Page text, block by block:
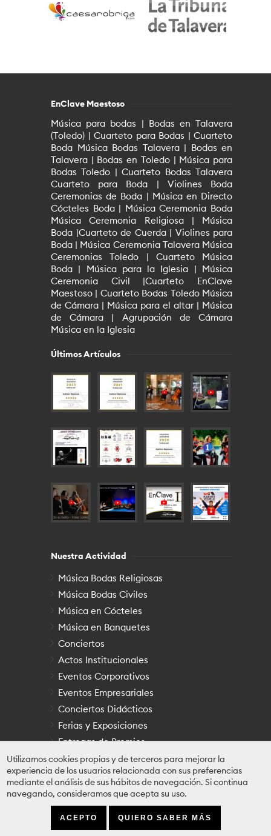
EnClave Maestoso
Música para bodas | Bodas en Talavera
(Toledo) | Cuarteto para Bodas | Cuarteto
Boda Música Bodas Talavera | Bodas en
Talavera | Bodas en Toledo | Música para
Bodas Toledo | Cuarteto Bodas Talavera
Cuarteto para Boda | Violines Boda
Ceremonias de Boda | Música en Directo
Cócteles Boda | Música Ceremonia Boda
Música Ceremonia Religiosa | Música
Boda |Cuarteto de Cuerda | Violines para
Boda | Música Ceremonia Talavera Música
Ceremonias Toledo | Cuarteto Música
Boda | Música para la Iglesia | Música
Ceremonia Civil |Cuarteto EnClave
Maestoso | Cuarteto Bodas Toledo Música
de Cámara | Música para el altar | Música
de Cámara | Agrupación de Cámara
Música en la Iglesia
Últimos Artículos
Nuestra Actividad
Música Bodas Religiosas
Música Bodas Civiles
Música en Cócteles
Música en Banquetes
Conciertos
Actos Institucionales
Eventos Corporativos
Eventos Empresariales
Conciertos Didácticos
Ferias y Exposiciones
Entregas de Premios
Otras Festividades
EnClave Maestoso© 2026. Todos los derechos
|
Utilizamos cookies propias y de terceros para mejorar la
experiencia de los usuarios relacionada con sus preferencias
mediante el análisis de sus hábitos de navegación. Si continua
navegando, consideramos que acepta su uso.
ACEPTO QUIERO SABER MÁS